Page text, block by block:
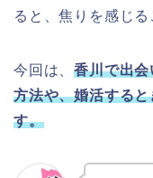
ると、焦りを感じる
今回は、香川で出
方法や、婚活する
す。